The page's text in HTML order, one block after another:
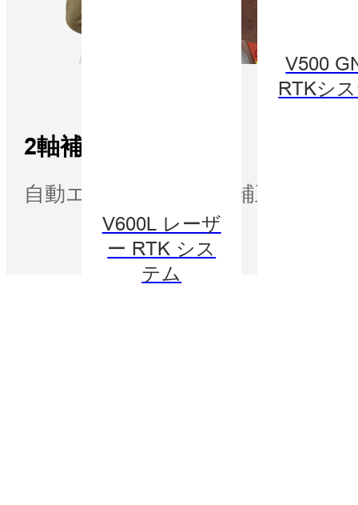
V600L レーザ
ー RTK シス
テム
V500
RTKシ
2軸補正
自動エラー除去と精度補正のため